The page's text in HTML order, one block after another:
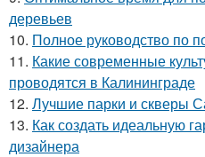
деревьев
10. Полное руководство по
11. Какие современные
проводятся в Калининграде
12. Лучшие парки и скверы
13. Как создать идеальную
дизайнера